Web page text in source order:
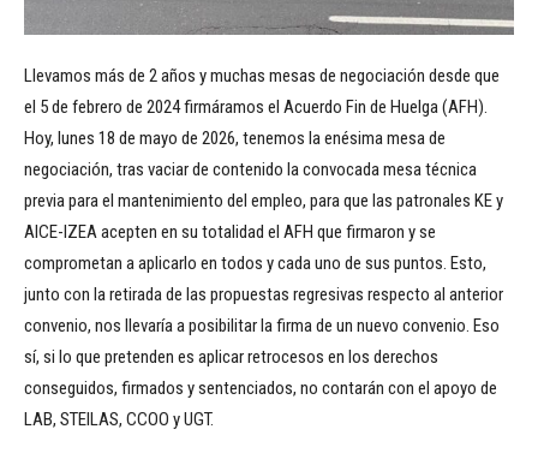
Llevamos más de 2 años y muchas mesas de negociación desde que
el 5 de febrero de 2024 firmáramos el Acuerdo Fin de Huelga (AFH).
Hoy, lunes 18 de mayo de 2026, tenemos la enésima mesa de
negociación, tras vaciar de contenido la convocada mesa técnica
previa para el mantenimiento del empleo, para que las patronales KE y
AICE-IZEA acepten en su totalidad el AFH que firmaron y se
comprometan a aplicarlo en todos y cada uno de sus puntos. Esto,
junto con la retirada de las propuestas regresivas respecto al anterior
convenio, nos llevaría a posibilitar la firma de un nuevo convenio. Eso
sí, si lo que pretenden es aplicar retrocesos en los derechos
conseguidos, firmados y sentenciados, no contarán con el apoyo de
LAB, STEILAS, CCOO y UGT.